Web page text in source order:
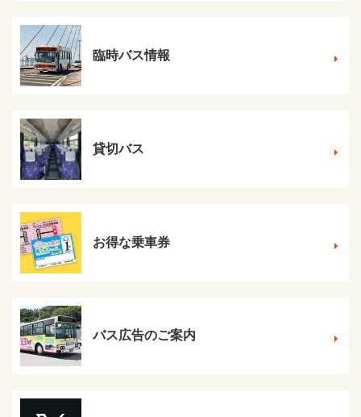
臨時バス情報
貸切バス
お得な乗車券
バス広告のご案内